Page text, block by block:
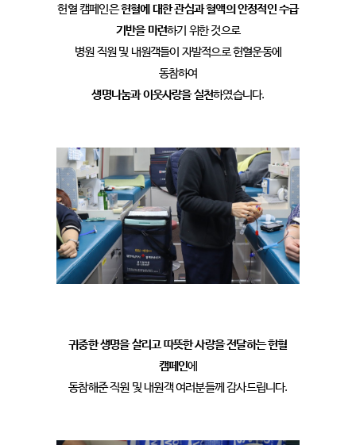
헌혈 캠페인은헌혈에 대한 관심과 혈액의 안정적인 수급
기반을 마련하기 위한 것으로
병원 직원 및 내원객들이 자발적으로 헌혈운동에
동참하여
생명나눔과 이웃사랑을 실천하였습니다.
귀중한 생명을 살리고 따뜻한 사랑을 전달하는 헌혈
캠페인에
동참해준 직원 및 내원객 여러분들께 감사드립니다.